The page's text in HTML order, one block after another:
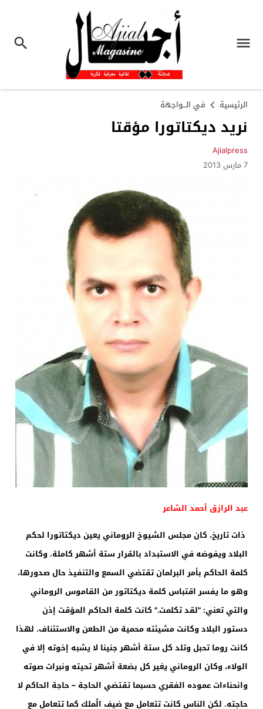
الرئيسية في الـــواجهة
نريد ديكتاتورا مؤقتا
Ajialpress
7 مارس 2013
عبد الرازق أحمد الشاعر
ذات تاريخ، كان مجلس الشيوخ الروماني يعين ديكتاتورا لحكم
البلاد ويفوضه في الاستبداد بالقرار ستة أشهر كاملة. وكانت
كلمة الحاكم بأمر البرلمان تقتضي السمع والتنفيذ حال صدورها،
وهو ما يفسر اقتباس كلمة ديكتاتور من القاموس الروماني
والتي تعني: "لقد تكلمت." كانت كلمة الحاكم المؤقت إذن
دستور البلاد وكانت مشيئته محمية من الطعن والاستئناف. لهذا
كانت روما تحبل وتلد كل ستة أشهر جنينا لا يشبه إخوته إلا في
الولاء، وكان الروماني يغير كل بضعة أشهر تحيته ونبرات صوته
وانحناءات عموده الفقري حسبما تقتضي الحاجة – حاجة الحاكم لا
حاجته. لكن الناس كانت تتعامل مع ضيف الُملك كما تتعامل مع